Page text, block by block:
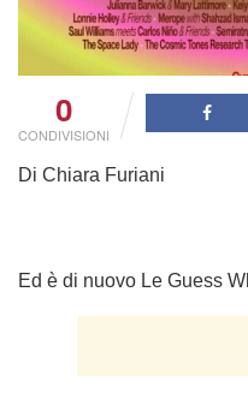
0
CONDIVISIONI
Di Chiara Furiani
Ed è di nuovo Le Guess